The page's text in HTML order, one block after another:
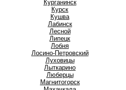
Курганинск
Курск
Кушва
Лабинск
Лесной
Липецк
Лобня
Лосино-Петровский
Луховицы
Лыткарино
Люберцы
Магнитогорск